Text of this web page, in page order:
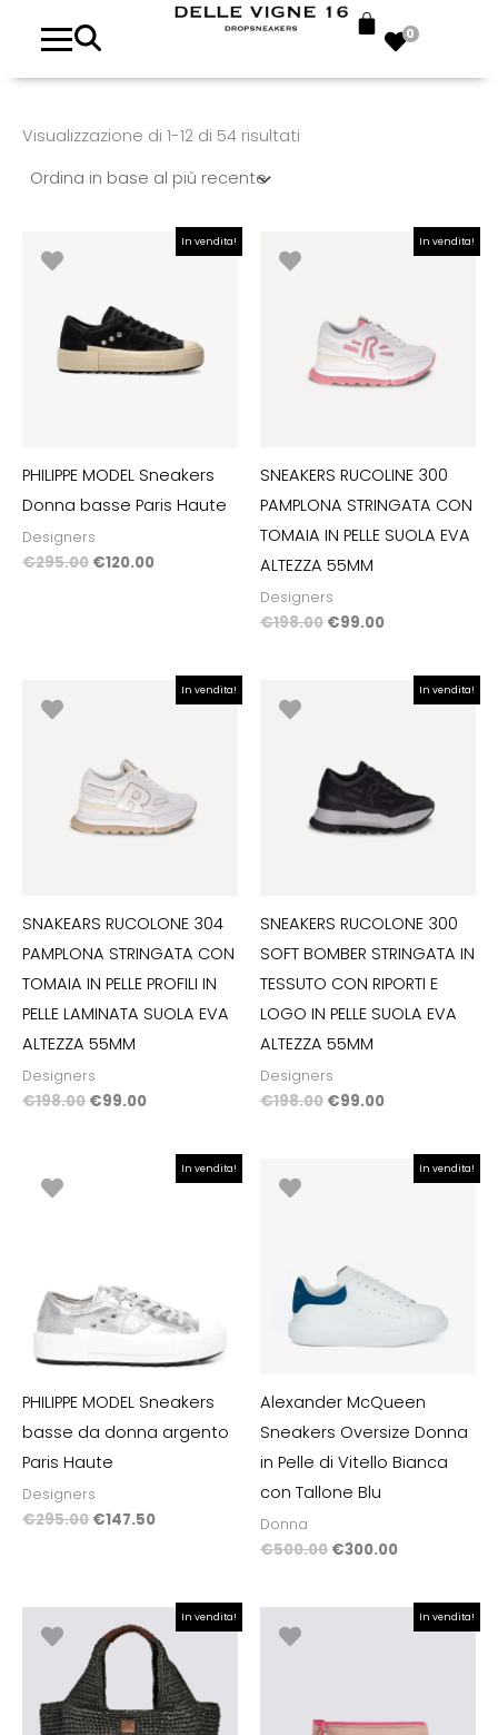
0
Visualizzazione di 1-12 di 54 risultati
Ordina
in
recente
In vendita!
PHILIPPE MODEL Sneakers
Donna basse Paris Haute
Designers
€295.00
€295.00.
€120.00
prezzo
In vendita!
SNEAKERS RUCOLINE 300
PAMPLONA STRINGATA CON
TOMAIA IN PELLE SUOLA EVA
ALTEZZA 55MM
Designers
€198.00
€198.00.
€99.00
prezzo
In vendita!
SNAKEARS RUCOLONE 304
PAMPLONA STRINGATA CON
TOMAIA IN PELLE PROFILI IN
PELLE LAMINATA SUOLA EVA
ALTEZZA 55MM
Designers
€198.00
€198.00.
€99.00
prezzo
In vendita!
SNEAKERS RUCOLONE 300
SOFT BOMBER STRINGATA IN
TESSUTO CON RIPORTI E
LOGO IN PELLE SUOLA EVA
ALTEZZA 55MM
Designers
€198.00
€198.00.
€99.00
prezzo
In vendita!
PHILIPPE MODEL Sneakers
basse da donna argento
Paris Haute
Designers
€295.00 €147.50
prezzo
In vendita!
Alexander McQueen
Sneakers Oversize Donna
in Pelle di Vitello Bianca
con Tallone Blu
Donna
€500.00 €300.00
prezzo
In vendita!
prezzo
originale
era:
€120.00.
prezzo
attuale
è:
€96.00.
In vendita!
prezzo